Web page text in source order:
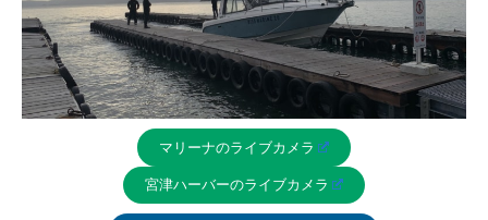
マリーナのライブカメラ
宮津ハーバーのライブカメラ